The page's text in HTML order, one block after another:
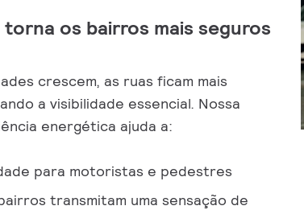
os bairros mais seguros
crescem, as ruas ficam mais
a visibilidade essencial. Nossa
energética ajuda a:
para motoristas e pedestres
transmitam uma sensação de